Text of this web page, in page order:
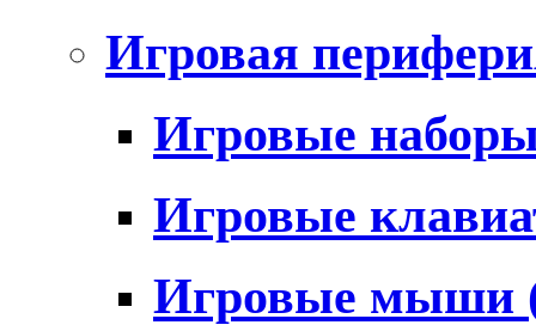
Игровая
Игровые
Игровые
Игровые мыши